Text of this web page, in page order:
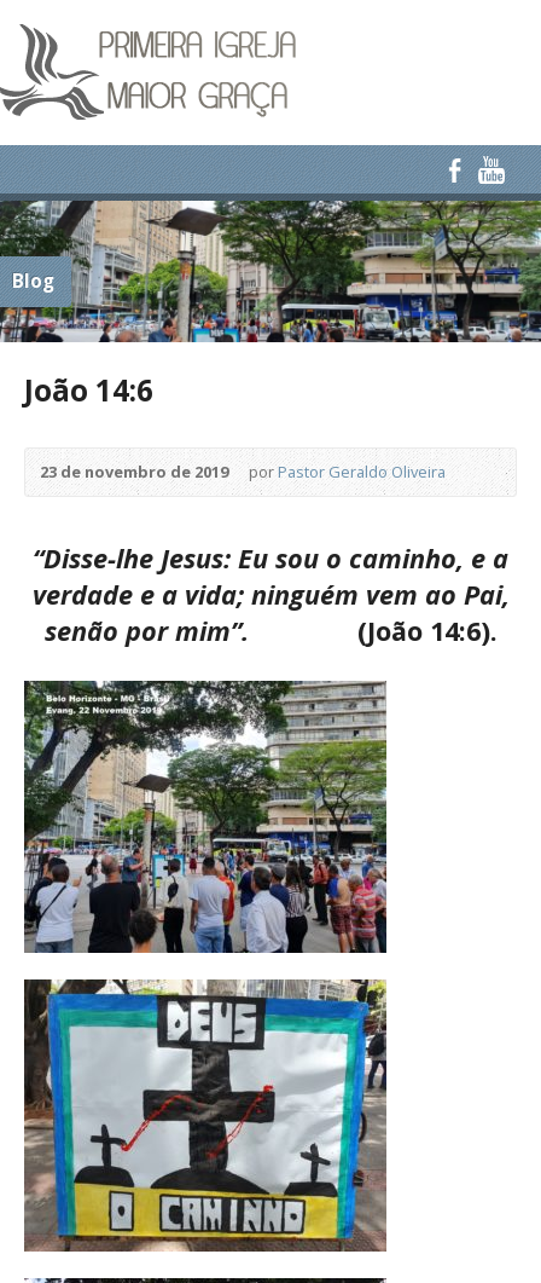
Blog
João 14:6
23 de novembro de 2019 porPastor Geraldo Oliveira
“Disse-lhe Jesus: Eu sou o caminho, e a
verdade e a vida; ninguém vem ao Pai,
senão por mim”. (João 14:6).